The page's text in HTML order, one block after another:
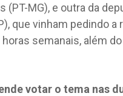
(PT-MG), e outra da
que vinham pedindo a
horas semanais, além
votar o tema nas